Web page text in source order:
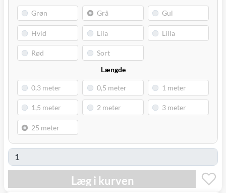
Længde
Læg i kurven